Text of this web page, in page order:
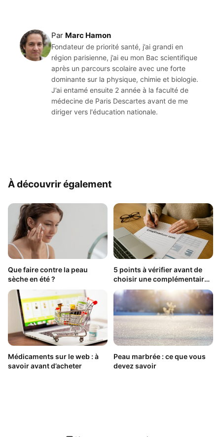
Par Marc Hamon
Fondateur de priorité santé, j’ai grandi en
région parisienne, j’ai eu mon Bac scientifique
après un parcours scolaire avec une forte
dominante sur la physique, chimie et biologie.
J’ai entamé ensuite 2 année à la faculté de
médecine de Paris Descartes avant de me
diriger vers l'éducation nationale.
À découvrir également
Que faire contre la peau
sèche en été ?
5 points à vérifier avant de
choisir une complémentaire
santé
Médicaments sur le web : à
savoir avant d’acheter
Peau marbrée : ce que vous
devez savoir